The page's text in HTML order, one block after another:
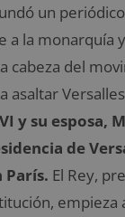
un
a la monarquía
cabeza del
asaltar
y su esposa,
de
París. El Rey,
empieza